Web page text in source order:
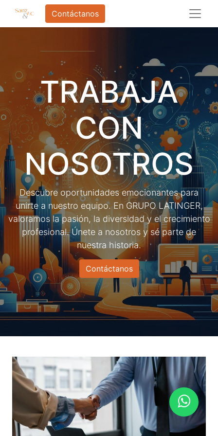
Contáctanos
TRABAJA
CON
NOSOTROS
Descubre oportunidades emocionantes para
unirte a nuestro equipo. En GRUPO LATINGER,
valoramos la pasión, la diversidad y el crecimiento
profesional. Únete a nosotros y sé parte de
nuestra historia.
Contáctanos